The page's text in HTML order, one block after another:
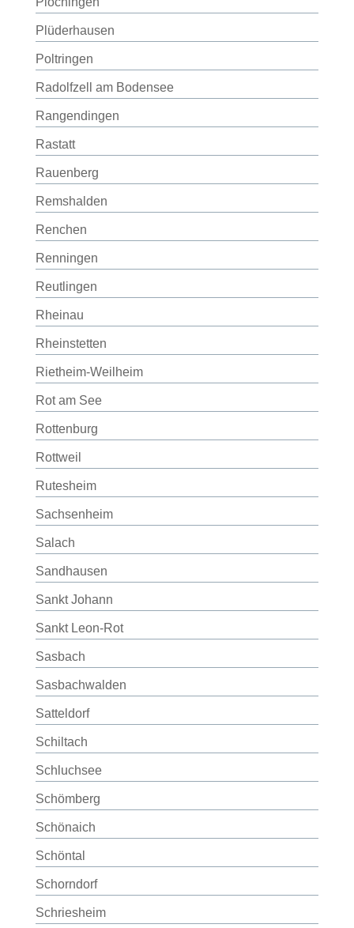
Plüderhausen
Poltringen
Radolfzell am Bodensee
Rangendingen
Rastatt
Rauenberg
Remshalden
Renchen
Renningen
Reutlingen
Rheinau
Rheinstetten
Rietheim-Weilheim
Rot am See
Rottenburg
Rottweil
Rutesheim
Sachsenheim
Salach
Sandhausen
Sankt Johann
Sankt Leon-Rot
Sasbach
Sasbachwalden
Satteldorf
Schiltach
Schluchsee
Schömberg
Schönaich
Schöntal
Schorndorf
Schriesheim